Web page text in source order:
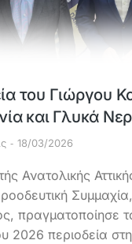
του Γιώργου
και Γλυκά
18/03/2026
Ανατολικής
πραγματοποίησε
2026 περιοδεία